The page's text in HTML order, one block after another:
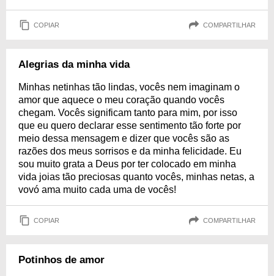
COPIAR COMPARTILHAR
Alegrias da minha vida
Minhas netinhas tão lindas, vocês nem imaginam o
amor que aquece o meu coração quando vocês
chegam. Vocês significam tanto para mim, por isso
que eu quero declarar esse sentimento tão forte por
meio dessa mensagem e dizer que vocês são as
razões dos meus sorrisos e da minha felicidade. Eu
sou muito grata a Deus por ter colocado em minha
vida joias tão preciosas quanto vocês, minhas netas, a
vovó ama muito cada uma de vocês!
COPIAR COMPARTILHAR
Potinhos de amor